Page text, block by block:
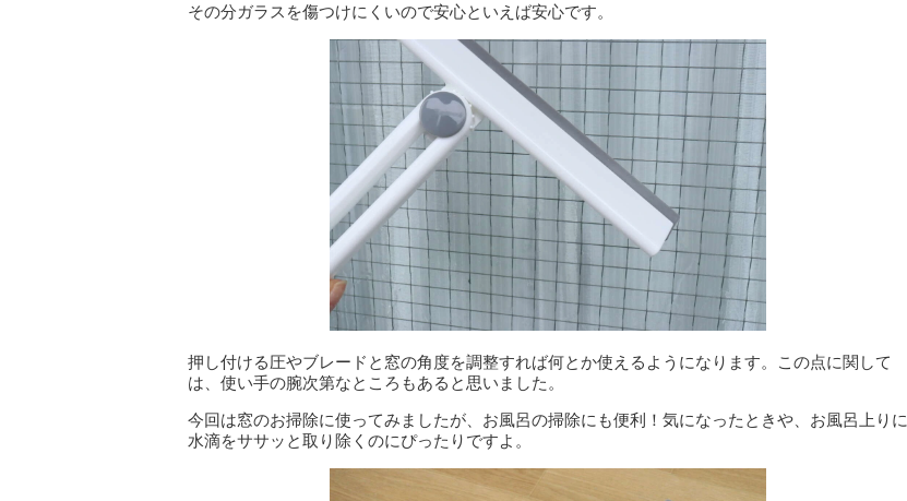
その分ガラスを傷つけにくいので安心といえば安心です。
押し付ける圧やブレードと窓の角度を調整すれば何とか使えるようになります。この点に関して
は、使い手の腕次第なところもあると思いました。
今回は窓のお掃除に使ってみましたが、お風呂の掃除にも便利！気になったときや、お風呂上りに
水滴をササッと取り除くのにぴったりですよ。